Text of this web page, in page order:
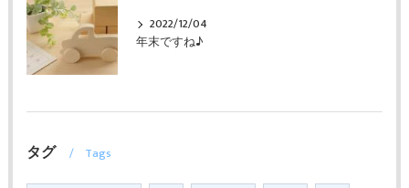
2022/12/04
年末ですね♪
タグ Tags